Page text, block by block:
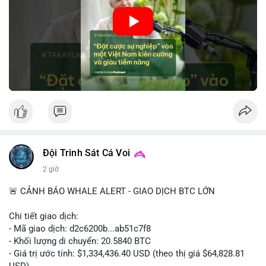
• Tâm lý ngắn hạn: Tiêu cực do dữ liệu việc làm Mỹ kém khả
quan và sự bất định về pháp lý tại Mỹ.
• Hành động: Cẩn trọng với các lệnh đòn bẩy cao; theo dõi sát
biến động kinh tế vĩ mô Mỹ.
📊 Nguồn: Radar Tâm Lý Thị Trường
Nguồn: VIETSUCCESS
Đội Trinh Sát Cá Voi
2 giờ
🚨 CẢNH BÁO WHALE ALERT - GIAO DỊCH BTC LỚN
Chi tiết giao dịch:
- Mã giao dịch: d2c6200b...ab51c7f8
- Khối lượng di chuyển: 20.5840 BTC
- Giá trị ước tính: $1,334,436.40 USD (theo thị giá $64,828.81